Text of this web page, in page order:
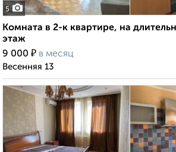
5
Комната в 2-к квартире, на
этаж
9 000 ₽ в месяц
Весенняя 13